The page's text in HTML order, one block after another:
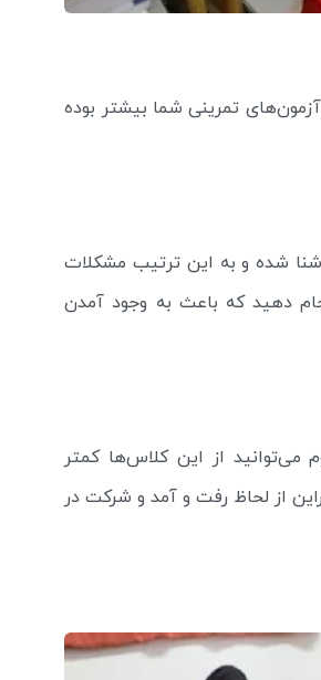
تمرینی شما بیشتر بوده
شده و به این ترتیب مشکلات
دهید که باعث به وجود آمدن
می‌توانید از این کلاس‌ها کمتر
از لحاظ رفت و آمد و شرکت در